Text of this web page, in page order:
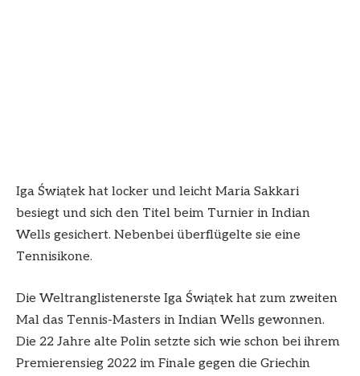
Iga Świątek hat locker und leicht Maria Sakkari
besiegt und sich den Titel beim Turnier in Indian
Wells gesichert. Nebenbei überflügelte sie eine
Tennisikone.
Die Weltranglistenerste Iga Świątek hat zum zweiten
Mal das Tennis-Masters in Indian Wells gewonnen.
Die 22 Jahre alte Polin setzte sich wie schon bei ihrem
Premierensieg 2022 im Finale gegen die Griechin